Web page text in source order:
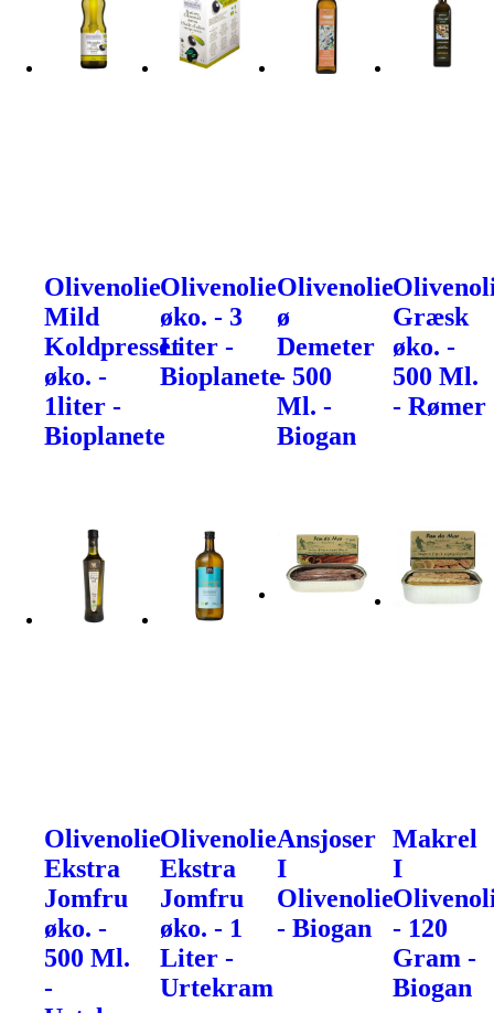
Olivenolie
Mild
Koldpresset
øko. -
1liter -
Bioplanete
Olivenolie
øko. - 3
Liter -
Bioplanete
Olivenolie
ø
Demeter
- 500
Ml. -
Biogan
Græsk
øko. -
500 Ml.
- Rømer
Olivenolie
Ekstra
Jomfru
øko. -
500 Ml.
-
Olivenolie
Ekstra
Jomfru
øko. - 1
Liter -
Urtekram
Ansjoser
I
Olivenolie
- Biogan
Makrel
I
- 120
Gram -
Biogan